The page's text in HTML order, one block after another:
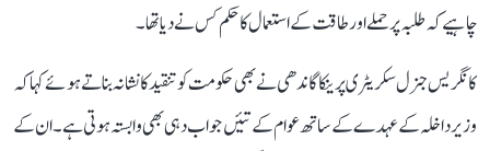
چاہیے کہ طلبہ پر حملے اور طاقت کے استعمال کا حکم کس نے دیا تھا۔
کانگریس جنرل سکریٹری پرینکا گاندھی نے بھی حکومت کو تنقید کا نشانہ بناتے ہوئے کہا کہ
وزیر داخلہ کے عہدے کے ساتھ عوام کے تئیں جواب دہی بھی وابستہ ہوتی ہے۔ ان کے